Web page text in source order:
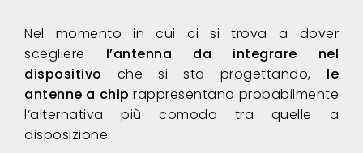
Nel momento in cui ci si trova a dover
scegliere l’antenna da integrare nel
dispositivo che si sta progettando, le
antenne a chip rappresentano probabilmente
l’alternativa più comoda tra quelle a
disposizione.